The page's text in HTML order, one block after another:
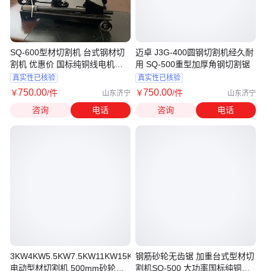
SQ-600型材切割机 台式钢材切
割机 优惠价 国标纯铜线电机
ZM-500
真实性已核验
￥750.00/件 山东济宁
咨询 电话
3KW4KW5.5KW7.5KW11KW15KW
电动型材切割机 500mm砂轮无
迈卓 J3G-400圆钢切割机经久耐
用 SQ-500重型加厚角钢切割锯
真实性已核验
￥750.00/件 山东济宁
咨询 电话
钢筋砂轮无齿锯 加重台式型材切
割机SQ-500 大功率国标纯铜电